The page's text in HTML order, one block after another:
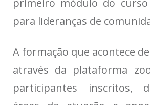
para lideranças de
A formação que acontece
através da plataforma
participantes inscritos,